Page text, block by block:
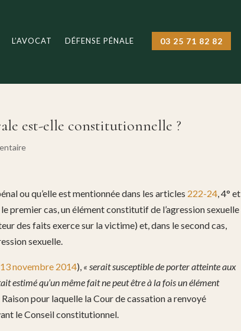
L’AVOCAT DÉFENSE PÉNALE 03 25 71 82 82
est-elle constitutionnelle ?
ou qu’elle est mentionnée dans les articles 222-24 , 4° et
premier cas, un élément constitutif de l’agression sexuelle
des faits exerce sur la victime) et, dans le second cas,
sexuelle.
novembre 2014), « serait susceptible de porter atteinte aux
estimé qu’un même fait ne peut être à la fois un élément
. Raison pour laquelle la Cour de cassation a renvoyé
le Conseil constitutionnel.